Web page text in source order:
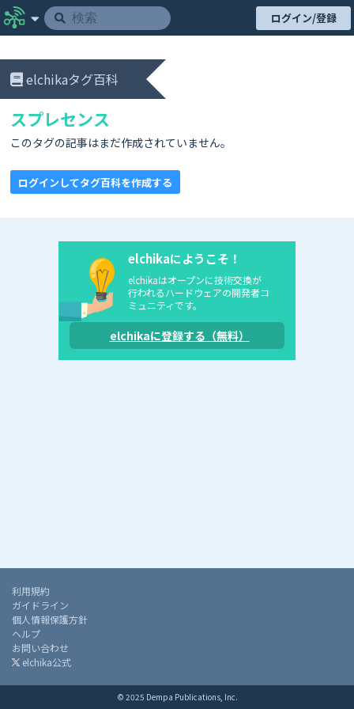
ログイン/登録
elchikaタグ百科
スプレセンス
このタグの記事はまだ作成されていません。
ログインしてタグ百科を作成する
elchikaにようこそ！
elchikaはオープンに技術交換が
行われるハードウェアの開発者コ
ミュニティです。
elchikaに登録する（無料）
利用規約
ガイドライン
個人情報保護方針
ヘルプ
お問い合わせ
elchika公式
© 2025 Dempa Publications, Inc.